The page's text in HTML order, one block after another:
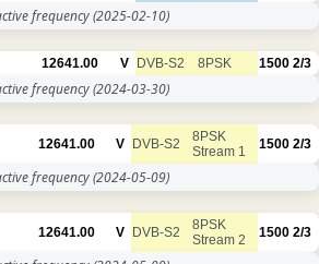
frequency(2025-02-10)
12641.00 V DVB-S2 8PSK 1500 2/3
frequency(2024-03-30)
12641.00 V DVB-S2
8PSK
Stream 1
1500 2/3
frequency(2024-05-09)
12641.00 V DVB-S2
8PSK
Stream 2
1500 2/3